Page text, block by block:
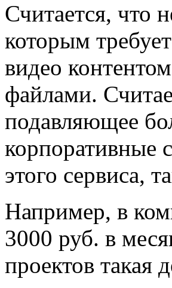
Считается, что
которым
видео
файлами.
подавляющее
корпоративные
этого сервиса,
Например, в
3000 руб. в
проектов такая